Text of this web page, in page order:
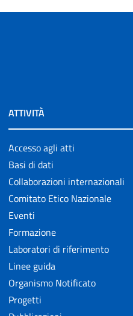
ATTIVITÀ
Accesso agli atti
Basi di dati
Collaborazioni internazionali
Comitato Etico Nazionale
Eventi
Formazione
Laboratori di riferimento
Linee guida
Organismo Notificato
Progetti